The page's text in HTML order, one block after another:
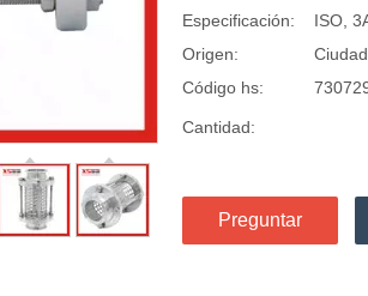
Especificación:
ISO,
Origen:
Código hs:
Cantidad:
Preguntar